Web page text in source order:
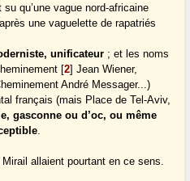
qu’une vague nord-africaine
une vaguelette de rapatriés
unificateur ; et les noms
[2] Jean Wiener,
André Messager...)
français (mais Place de Tel-Aviv,
gasconne ou d’oc, ou même
.
allaient pourtant en ce sens.